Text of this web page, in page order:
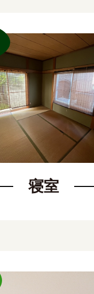
寝室